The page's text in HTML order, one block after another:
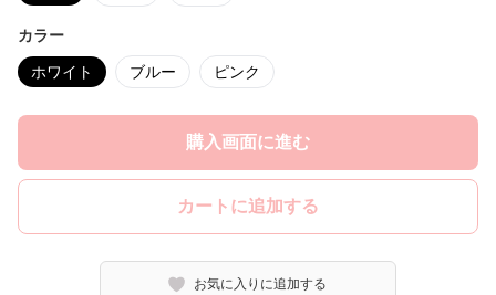
カラー
ホワイト ブルー ピンク
購入画面に進む
カートに追加する
お気に入りに追加する